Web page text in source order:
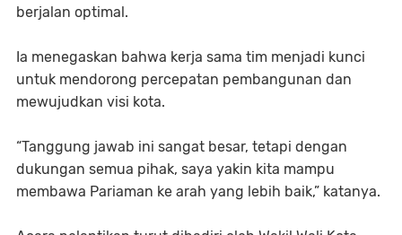
berjalan optimal.
Ia menegaskan bahwa kerja sama tim menjadi kunci
untuk mendorong percepatan pembangunan dan
mewujudkan visi kota.
“Tanggung jawab ini sangat besar, tetapi dengan
dukungan semua pihak, saya yakin kita mampu
membawa Pariaman ke arah yang lebih baik,” katanya.